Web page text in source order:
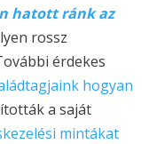
hatott ránk az
rossz
érdekes
hogyan
a saját
mintákat